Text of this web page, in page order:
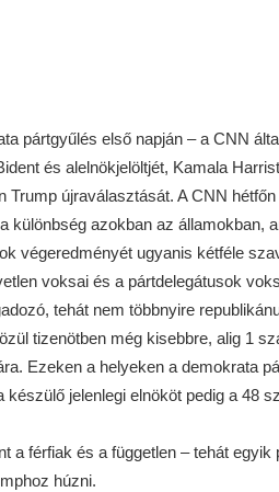
pártgyűlés első napján – a CNN
és alelnökjelöltjét, Kamala
Trump újraválasztását. A CNN
különbség azokban az államokban,
végeredményét ugyanis kétféle
voksai és a pártdelegátusok
tehát nem többnyire
tizenötben még kisebbre, alig 1
Ezeken a helyeken a demokrata
készülő jelenlegi elnököt pedig a 48
a férfiak és a független – tehát
húzni.